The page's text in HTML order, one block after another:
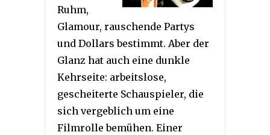
Ruhm,
Glamour, rauschende Partys
und Dollars bestimmt. Aber der
Glanz hat auch eine dunkle
Kehrseite: arbeitslose,
gescheiterte Schauspieler, die
sich vergeblich um eine
Filmrolle bemühen. Einer